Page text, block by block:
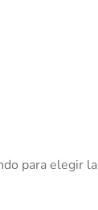
para elegir la